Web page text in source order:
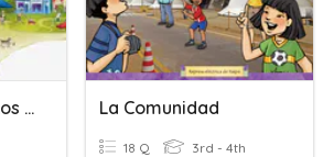
La Comunidad Y Los Pasatiempos La Comunidad
18 Q 3rd - 4th